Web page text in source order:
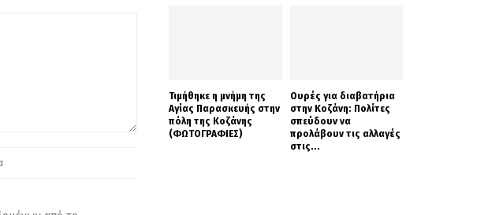
Τιμήθηκε η μνήμη της
Αγίας Παρασκευής στην
πόλη της Κοζάνης
(ΦΩΤΟΓΡΑΦΙΕΣ)
Ουρές για διαβατήρια
στην Κοζάνη: Πολίτες
σπεύδουν να
προλάβουν τις αλλαγές
στις...